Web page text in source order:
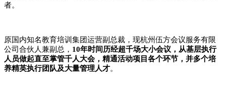
者。
原国内知名教育培训集团运营副总裁，现杭州伍方会议服务有限
公司合伙人兼副总， 10年时间历经超千场大小会议，从基层执行
人员做起直至掌管千人大会，精通活动项目各个环节，并多个培
养精英执行团队及大量管理人才。